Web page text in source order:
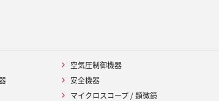
空気圧制御機器
安全機器
マイクロスコープ / 顕微鏡